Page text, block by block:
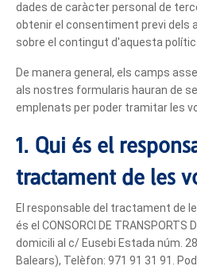
dades de caràcter personal de
obtenir el consentiment previ dels
sobre el contingut d'aquesta
De manera general, els camps
als nostres formularis hauran de
emplenats per poder tramitar les
1. Qui és el
tractament de les
El responsable del tractament de
és el CONSORCI DE TRANSPORTS
domicili al c/ Eusebi Estada núm.
Balears), Telèfon: 971 91 31 91.